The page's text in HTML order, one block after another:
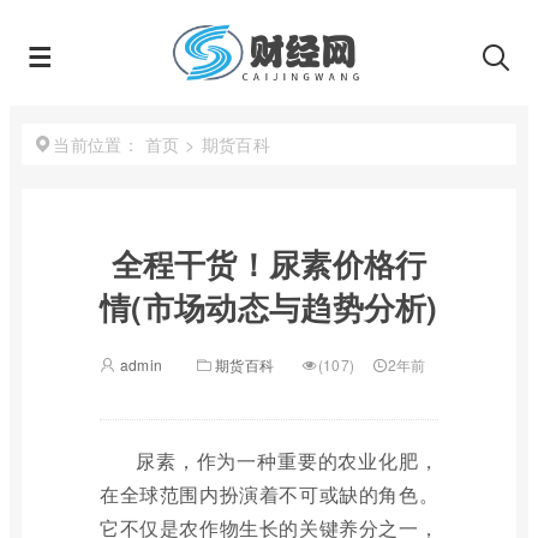
当前位置： 首页 > 期货百科
全程干货！尿素价格行
情(市场动态与趋势分析)
admin 期货百科 (107) 2年前
尿素，作为一种重要的农业化肥，
在全球范围内扮演着不可或缺的角色。
它不仅是农作物生长的关键养分之一，